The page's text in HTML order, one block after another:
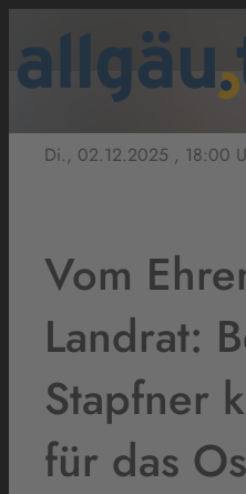
Di., 02.12.2025 , 18:00
Vom
Landrat:
Stapfner
für das